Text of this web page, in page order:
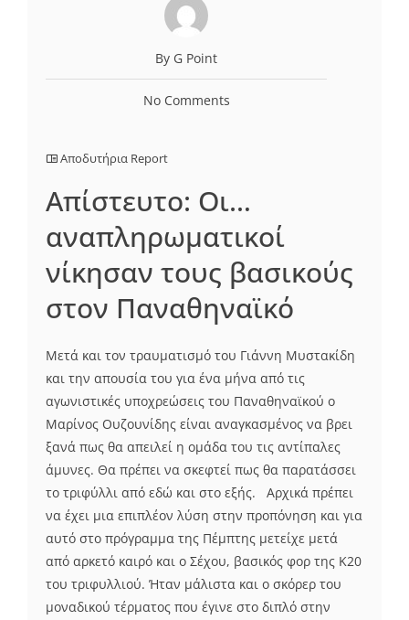
By G Point
No Comments
Αποδυτήρια Report
Aπίστευτο: Οι…
αναπληρωματικοί
νίκησαν τους βασικούς
στον Παναθηναϊκό
Μετά και τον τραυματισμό του Γιάννη Μυστακίδη
και την απουσία του για ένα μήνα από τις
αγωνιστικές υποχρεώσεις του Παναθηναϊκού ο
Μαρίνος Ουζουνίδης είναι αναγκασμένος να βρει
ξανά πως θα απειλεί η ομάδα του τις αντίπαλες
άμυνες. Θα πρέπει να σκεφτεί πως θα παρατάσσει
το τριφύλλι από εδώ και στο εξής. Αρχικά πρέπει
να έχει μια επιπλέον λύση στην προπόνηση και για
αυτό στο πρόγραμμα της Πέμπτης μετείχε μετά
από αρκετό καιρό και ο Σέχου, βασικός φορ της Κ20
του τριφυλλιού. Ήταν μάλιστα και ο σκόρερ του
μοναδικού τέρματος που έγινε στο διπλό στην